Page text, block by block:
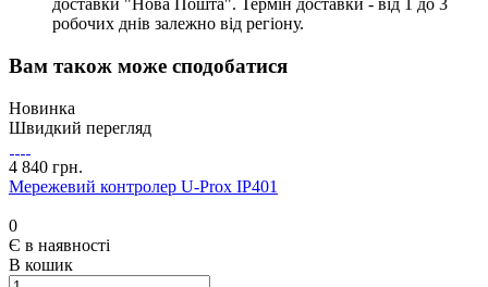
доставки "Нова Пошта". Термін доставки - від 1 до 3
робочих днів залежно від регіону.
Вам також може сподобатися
Новинка
Швидкий перегляд
4 840 грн.
Мережевий контролер U-Prox IP401
0
Є в наявності
В кошик